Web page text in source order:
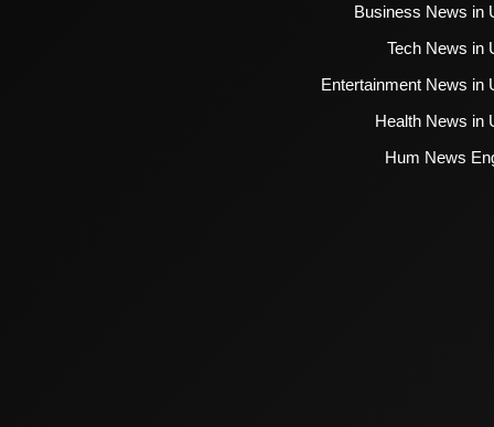
Business News in
Tech News in
Entertainment News in
Health News in
Hum News